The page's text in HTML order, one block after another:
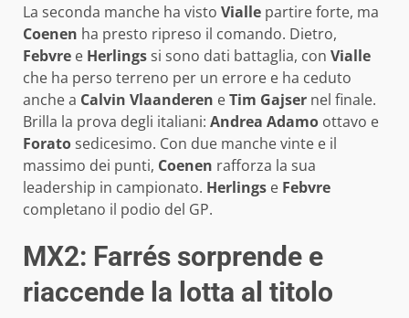
La seconda manche ha visto Vialle partire forte, ma
Coenen ha presto ripreso il comando. Dietro,
Febvre e Herlingssi sono dati battaglia, con Vialle
che ha perso terreno per un errore e ha ceduto
anche a Calvin Vlaanderen eTim Gajser nel finale.
Brilla la prova degli italiani: Andrea Adamo ottavo e
Foratosedicesimo. Con due manche vinte e il
massimo dei punti, Coenen rafforza la sua
leadership in campionato. Herlings e Febvre
completano il podio del GP.
MX2: Farrés sorprende e
riaccende la lotta al titolo